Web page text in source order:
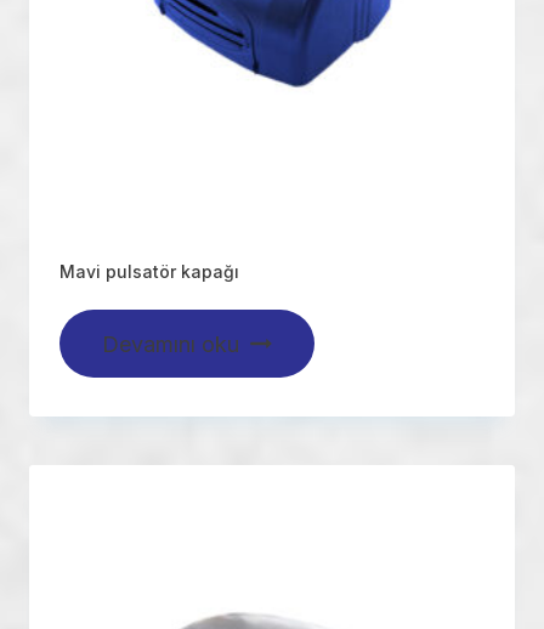
Mavi pulsatör kapağı
Devamını oku